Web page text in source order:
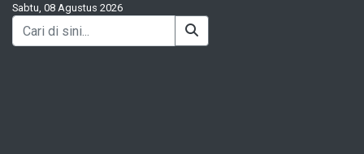
Sabtu, 08 Agustus 2026